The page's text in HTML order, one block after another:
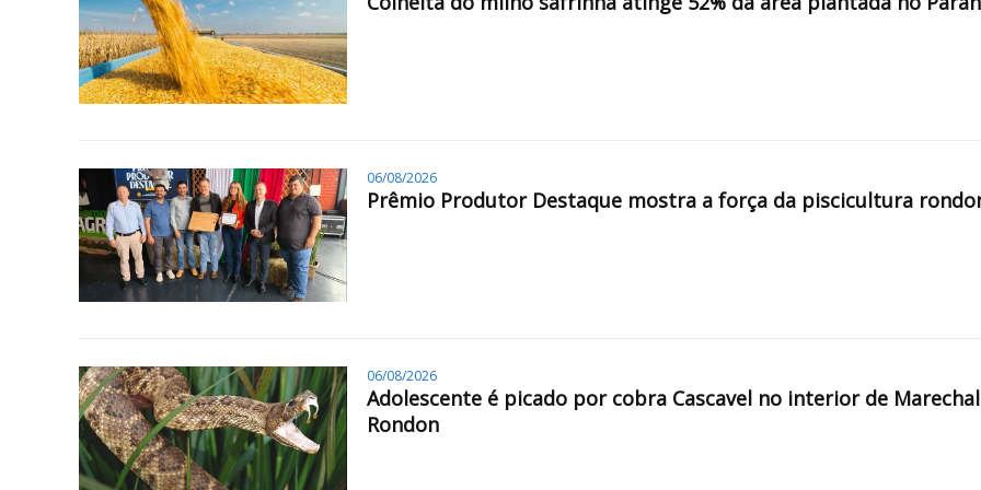
06/08/2026
Prêmio Produtor Destaque mostra a força da piscicultura
06/08/2026
Adolescente é picado por cobra Cascavel no interior de Marechal
Rondon